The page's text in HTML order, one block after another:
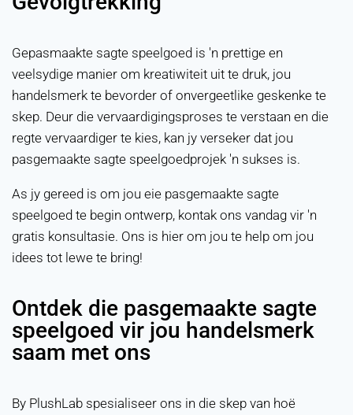
Gepasmaakte sagte speelgoed is 'n prettige en
veelsydige manier om kreatiwiteit uit te druk, jou
handelsmerk te bevorder of onvergeetlike geskenke te
skep. Deur die vervaardigingsproses te verstaan en die
regte vervaardiger te kies, kan jy verseker dat jou
pasgemaakte sagte speelgoedprojek 'n sukses is.
As jy gereed is om jou eie pasgemaakte sagte
speelgoed te begin ontwerp, kontak ons vandag vir 'n
gratis konsultasie. Ons is hier om jou te help om jou
idees tot lewe te bring!
Ontdek die pasgemaakte sagte
speelgoed vir jou handelsmerk
saam met ons
By PlushLab spesialiseer ons in die skep van hoë